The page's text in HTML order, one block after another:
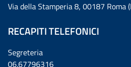
Via della Stamperia 8, 00187 Roma
RECAPITI TELEFONICI
Segreteria
06.67796316